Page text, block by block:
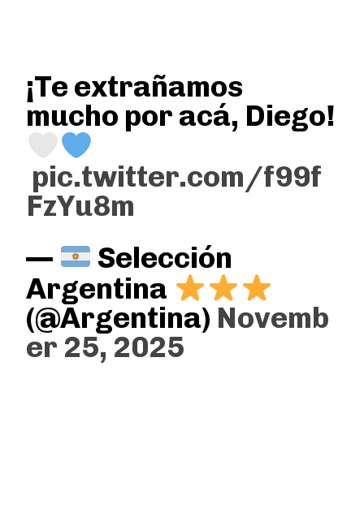
¡Te extrañamos
mucho por acá, Diego!
pic.twitter.com/f99f
FzYu8m
—
Selección
Argentina
(@Argentina) Novemb
er 25, 2025